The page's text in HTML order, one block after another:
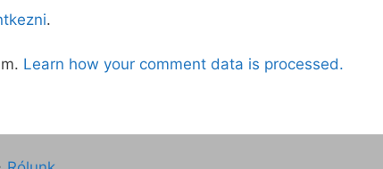
.
Learn how your comment data is processed.